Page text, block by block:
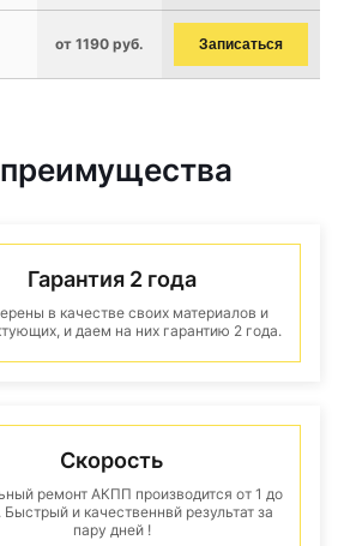
от 1190 руб. Записаться
Гарантия 2 года
в качестве своих материалов и
и даем на них гарантию 2 года.
Скорость
ремонт АКПП производится от 1 до
и качественнвй результат за
пару дней !